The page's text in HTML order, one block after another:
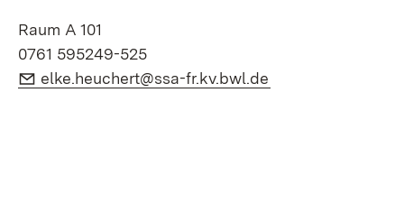
Raum A 101
0761 595249-525
E-Mail:
elke.heuchert@ssa-fr.kv.bwl.de